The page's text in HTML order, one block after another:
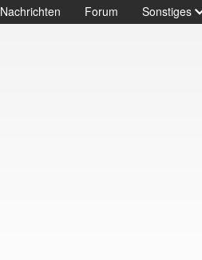
Nachrichten Forum Sonstiges